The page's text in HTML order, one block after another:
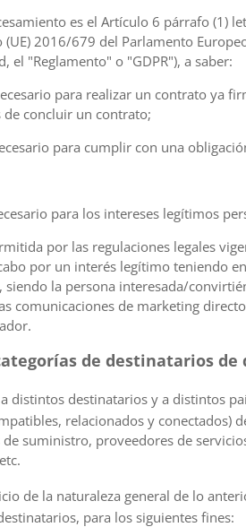
es el Artículo 6 párrafo (1)
(UE) 2016/679 del Parlamento
el "Reglamento" o "GDPR"), a saber:
para realizar un contrato ya
de concluir un contrato;
para cumplir con una
para los intereses legítimos
por las regulaciones legales
por un interés legítimo teniendo
siendo la persona interesada/
comunicaciones de marketing
de destinatarios de
distintos destinatarios y a distintos
relacionados y conectados)
suministro, proveedores de
de la naturaleza general de lo
para los siguientes fines: